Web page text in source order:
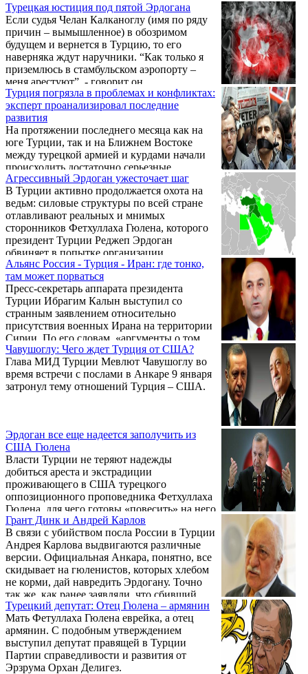
Турецкая юстиция под пятой Эрдогана
Если судья Челан Калканоглу (имя по ряду
причин – вымышленное) в обозримом
будущем и вернется в Турцию, то его
наверняка ждут наручники. “Как только я
приземлюсь в стамбульском аэропорту –
меня арестуют”, - говорит он.
Шестнадцатого июля прошлого года, на
следующий день после неудавшейся
попытки государственного переворота,
предпринятого группой военных против
Реджепа Тайипа Эрдогана, имя Калканоглу
появилось в длинном списке должностных
лиц, подлежащих увольнению и
задержанию. Судья покинул страну. ...
Турция погрязла в проблемах и конфликтах:
эксперт проанализировал последние
развития
На протяжении последнего месяца как на
юге Турции, так и на Ближнем Востоке
между турецкой армией и курдами начали
происходить достаточно серьезные
столкновения: почти каждый день обе
стороны несут тяжелые потери, а также есть
множество раненых. Об этом заявил
сегодня на пресс-конференции в Ереване
тюрколог Мушег Худавердян.
Агрессивный Эрдоган ужесточает шаг
В Турции активно продолжается охота на
ведьм: силовые структуры по всей стране
отлавливают реальных и мнимых
сторонников Фетхуллаха Гюлена, которого
президент Турции Реджеп Эрдоган
обвиняет в попытке организации
государственного переворота в июне
прошлого года. Среди последних
задержанных глава местного офиса
правозащитной организации Amnesty
International Танер Кылыч и еще 22
сотрудника офиса организации. Их, как и
сотни тысяч других ранее арестованных, а в
лучшем случае лишенных работы,
подозревают ...
Альянс Россия - Турция - Иран: где тонко,
там может порваться
Пресс-секретарь аппарата президента
Турции Ибрагим Калын выступил со
странным заявлением относительно
присутствия военных Ирана на территории
Сирии. По его словам, «аргументы о том,
что они находятся в Сирии по
приглашению властей, для нас не
представляют какой-либо ценности».
Калын подчеркнул, что «Иран является
Помимо того, он коснулся и турецко-
американских отношений, объективно
интегрируя ...
Чавушоглу: Чего ждет Турция от США?
Глава МИД Турции Мевлют Чавушоглу во
время встречи с послами в Анкаре 9 января
затронул тему отношений Турция – США.
Эрдоган все еще надеется заполучить из
США Гюлена
Власти Турции не теряют надежды
добиться ареста и экстрадиции
проживающего в США турецкого
оппозиционного проповедника Фетхуллаха
Гюлена, для чего готовы «повесить» на него
все новые и новые преступления. Вот и в
случае с убийством российского посла в
Анкаре виновным пытаются сделать
организацию Гюлена.
Грант Динк и Андрей Карлов
В связи с убийством посла России в Турции
Андрея Карлова выдвигаются различные
версии. Официальная Анкара, понятно, все
скидывает на гюленистов, которых хлебом
не корми, дай навредить Эрдогану. Точно
так же, как ранее заявляли, что сбивший
российский самолет террорист – тоже
гюленист.
Турецкий депутат: Отец Гюлена – армянин
Мать Фетуллаха Гюлена еврейка, а отец
армянин. С подобным утверждением
выступил депутат правящей в Турции
Партии справедливости и развития от
Эрзрума Орхан Делигез.